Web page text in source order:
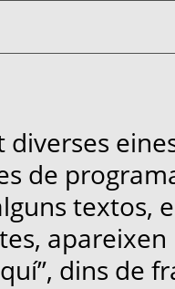
diverses
de
textos,
dins de